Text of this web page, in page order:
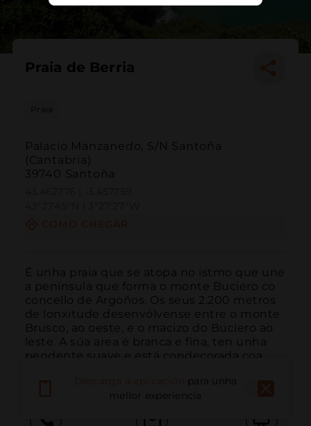
Praia de Berria
Praia
Palacio Manzanedo, S/N Santoña
(Cantabria)
39740 Santoña
É unha praia que se atopa no istmo que une
a península que forma o monte Buciero co
concello de Argoños. Os seus 2.200 metros
de lonxitude desenvólvense entre o monte
Brusco, ao oeste, e o macizo do Buciero ao
leste. A súa area é branca e fina, ten unha
pendente suave e está condecorada coa
para unha
mellor experiencia